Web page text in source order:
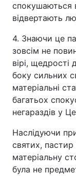
спокушаються
відвертають
4. Знаючи це
зовсім не
вірі,
боку сильних
матеріальні
багатьох
негараздів у
Наслідуючи
святих,
матеріальну
була не